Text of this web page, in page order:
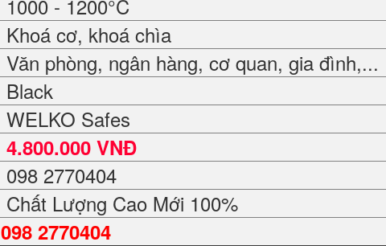
1000 - 1200°C
Khoá cơ, khoá chìa
Văn phòng, ngân hàng, cơ quan, gia đình,...
Black
WELKO Safes
4.800.000 VNĐ
098 2770404
Chất Lượng Cao Mới 100%
098 2770404